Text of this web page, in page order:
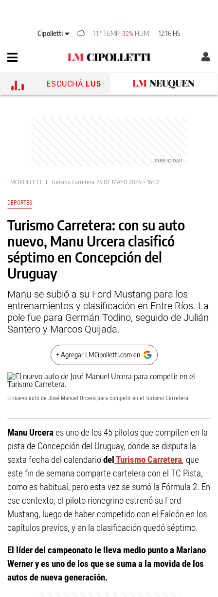
Cipolletti 11° TEMP 32% HUM 12:16 HS
ESCUCHÁ LU5
LMCIPOLLETTI Turismo Carretera 25 DE MAYO 2024 - 16:02
DEPORTES
Turismo Carretera: con su auto
nuevo, Manu Urcera clasificó
séptimo en Concepción del
Uruguay
Manu se subió a su Ford Mustang para los
entrenamientos y clasificación en Entre Ríos. La
pole fue para Germán Todino, seguido de Julián
Santero y Marcos Quijada.
+ Agregar LMCipolletti.com en
El nuevo auto de José Manuel Urcera para competir en el Turismo Carretera.
Manu Urceraes uno de los 45 pilotos que compiten en la
pista de Concepción del Uruguay, donde se disputa la
sexta fecha del calendariodelTurismo Carretera, que
este fin de semana comparte cartelera con el TC Pista,
como es habitual, pero esta vez se sumó la Fórmula 2. En
ese contexto, el piloto rionegrino estrenó su Ford
Mustang, luego de haber competido con el Falcón en los
capítulos previos, y en la clasificación quedó séptimo.
El líder del campeonato le lleva medio punto a Mariano
Werner y es uno de los que se suma a la movida de los
autos de nueva generación.